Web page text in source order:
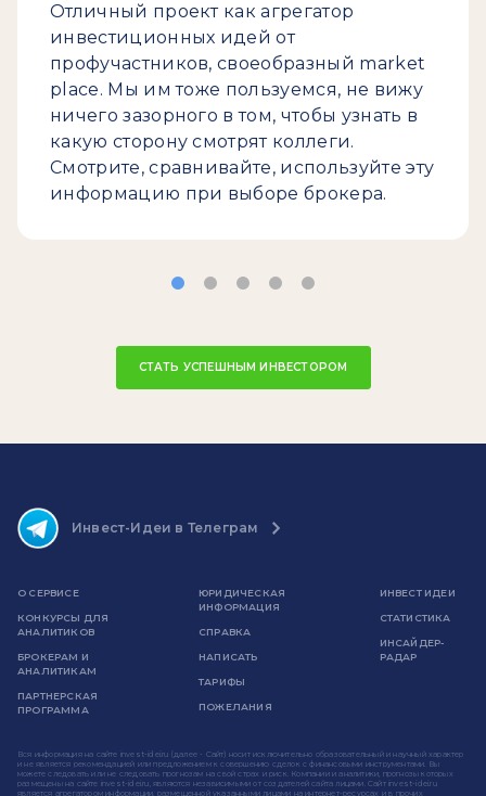
Отличный проект как агрегатор
инвестиционных идей от
профучастников, своеобразный market
place. Мы им тоже пользуемся, не вижу
ничего зазорного в том, чтобы узнать в
какую сторону смотрят коллеги.
Смотрите, сравнивайте, используйте эту
информацию при выборе брокера.
СТАТЬ УСПЕШНЫМ ИНВЕСТОРОМ
Инвест-Идеи в Телеграм
О СЕРВИСЕ
КОНКУРСЫ ДЛЯ
АНАЛИТИКОВ
БРОКЕРАМ И
АНАЛИТИКАМ
ПАРТНЕРСКАЯ
ПРОГРАММА
ЮРИДИЧЕСКАЯ
ИНФОРМАЦИЯ
СПРАВКА
НАПИСАТЬ
ТАРИФЫ
ПОЖЕЛАНИЯ
ИНВЕСТ ИДЕИ
СТАТИСТИКА
ИНСАЙДЕР-
РАДАР
Вся информация на сайте invest-idei.ru (далее - Сайт) носит исключительно образовательный и научный характер
и не является рекомендацией или предложением к совершению сделок с финансовыми инструментами. Вы
можете следовать или не следовать прогнозам на свой страх и риск. Компании и аналитики, прогнозы которых
размещены на сайте invest-idei.ru, являются независимыми от создателей сайта лицами. Сайт invest-idei.ru
является агрегатором информации, размещенной указанными лицами на интернет-ресурсах и в прочих